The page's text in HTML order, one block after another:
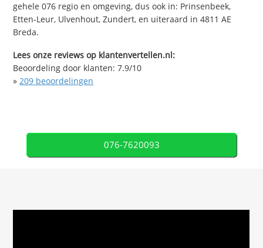
gehele 076 regio en omgeving, dus ook in: Prinsenbeek,
Etten-Leur, Ulvenhout, Zundert, en uiteraard in 4811 AE
Breda.
Lees onze reviews op klantenvertellen.nl:
Beoordeling door klanten:7.9/10
»209 beoordelingen
076-7620093